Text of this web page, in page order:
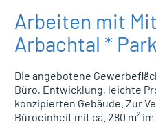
Arbeiten mit
Arbachtal *
Die angebotene
Büro, Entwicklung, leichte
konzipierten Gebäude. Zur
Büroeinheit mit ca. 280 m² im